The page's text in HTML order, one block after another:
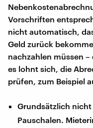
Vorschriften
nicht automatisch,
Geld zurück
nachzahlen müssen
es lohnt sich, die
prüfen, zum Beispiel
Grundsätzlich
Pauschalen.